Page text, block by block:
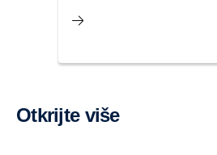
Otkrijte više